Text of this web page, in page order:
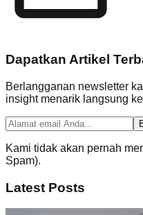
Dapatkan Artikel
Berlangganan newsletter
insight menarik langsung
Kami tidak akan pernah
Spam).
Latest Posts